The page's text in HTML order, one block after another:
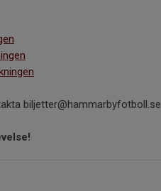
biljetter@hammarbyfotboll.se